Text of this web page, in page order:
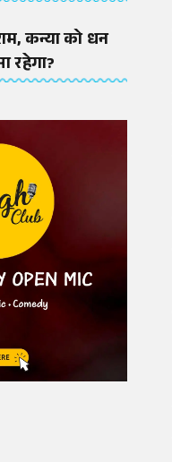
कन्या को धन
रहेगा?